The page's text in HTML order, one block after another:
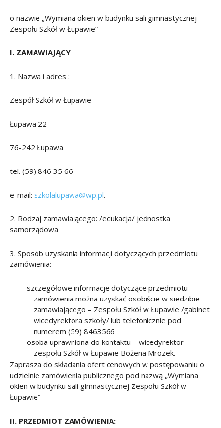
o nazwie „Wymiana okien w budynku sali gimnastycznej
Zespołu Szkół w Łupawie”
I. ZAMAWIAJĄCY
1. Nazwa i adres :
Zespół Szkół w Łupawie
Łupawa 22
76-242 Łupawa
tel. (59) 846 35 66
e-mail: szkolalupawa@wp.pl.
2. Rodzaj zamawiającego: /edukacja/ jednostka
samorządowa
3. Sposób uzyskania informacji dotyczących przedmiotu
zamówienia:
–szczegółowe informacje dotyczące przedmiotu
zamówienia można uzyskać osobiście w siedzibie
zamawiającego – Zespołu Szkół w Łupawie /gabinet
wicedyrektora szkoły/ lub telefonicznie pod
numerem (59) 8463566
–osoba uprawniona do kontaktu – wicedyrektor
Zespołu Szkół w Łupawie Bożena Mrozek.
Zaprasza do składania ofert cenowych w postępowaniu o
udzielnie zamówienia publicznego pod nazwą „Wymiana
okien w budynku sali gimnastycznej Zespołu Szkół w
Łupawie”
II. PRZEDMIOT ZAMÓWIENIA: